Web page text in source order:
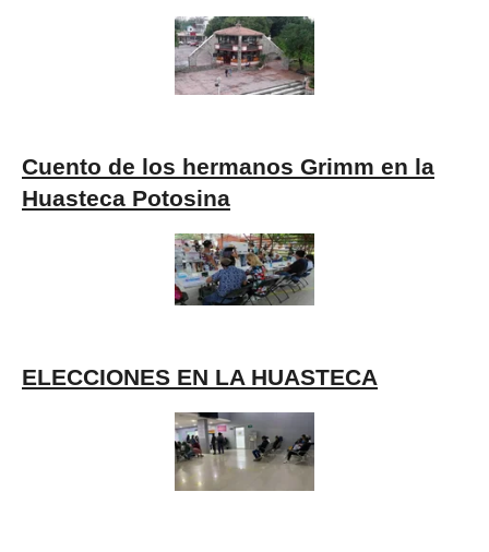
Cuento de los hermanos Grimm en la
Huasteca Potosina
ELECCIONES EN LA HUASTECA